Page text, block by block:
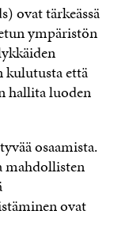
ovat tärkeässä
ympäristön
kulutusta että
hallita luoden
osaamista.
mahdollisten
ovat